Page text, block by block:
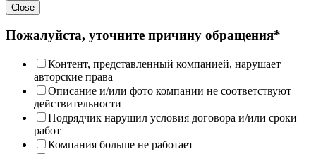
Close
Пожалуйста, уточните причину обращения*
Контент, представленный компанией, нарушает
авторские права
Описание и/или фото компании не соответствуют
действительности
Подрядчик нарушил условия договора и/или сроки
работ
Компания больше не работает